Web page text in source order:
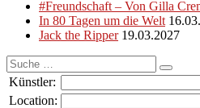
#Freundschaft – Von Gilla
In 80 Tagen um die Welt
Jack the Ripper 19.03.2027
Suche
nach:
Künstler:
Location: